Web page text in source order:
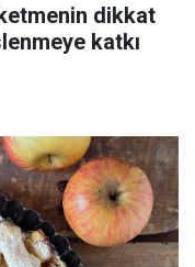
dikkat
katkı